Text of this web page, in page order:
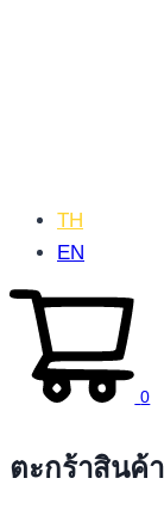
TH
EN
0
ตะกร้าสินค้า